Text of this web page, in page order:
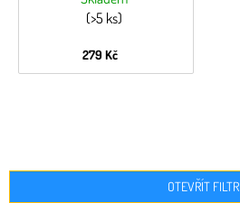
(>5 ks)
279 Kč
OTEVŘÍT FILTR